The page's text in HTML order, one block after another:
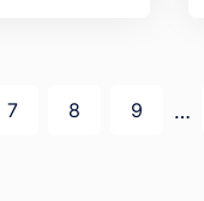
Page
7 Page
8 Page
9 …